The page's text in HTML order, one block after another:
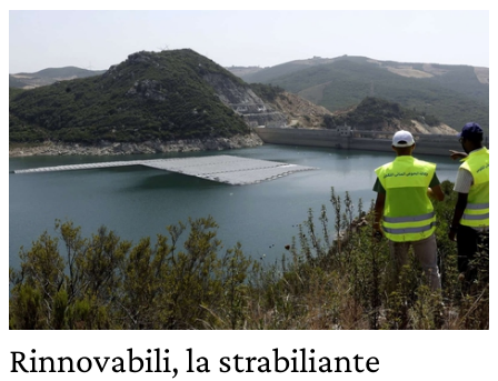
Rinnovabili, la strabiliante